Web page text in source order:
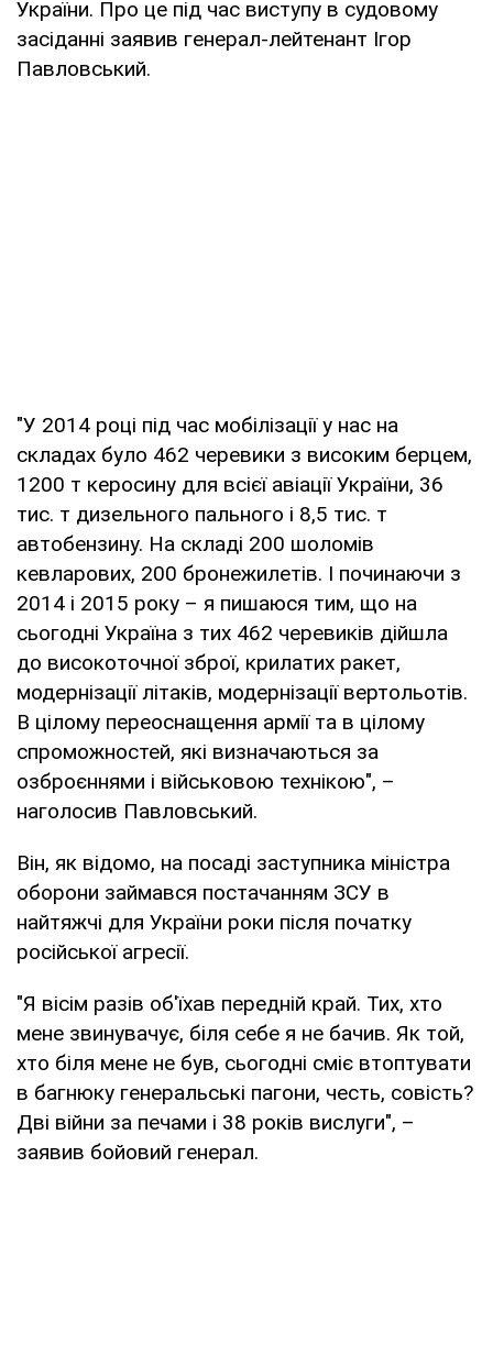
України. Про це під час виступу в судовому
засіданні заявив генерал-лейтенант Ігор
Павловський.
"У 2014 році під час мобілізації у нас на
складах було 462 черевики з високим берцем,
1200 т керосину для всієї авіації України, 36
тис. т дизельного пального і 8,5 тис. т
автобензину. На складі 200 шоломів
кевларових, 200 бронежилетів. І починаючи з
2014 і 2015 року – я пишаюся тим, що на
сьогодні Україна з тих 462 черевиків дійшла
до високоточної зброї, крилатих ракет,
модернізації літаків, модернізації вертольотів.
В цілому переоснащення армії та в цілому
спроможностей, які визначаються за
озброєннями і військовою технікою", –
наголосив Павловський.
Він, як відомо, на посаді заступника міністра
оборони займався постачанням ЗСУ в
найтяжчі для України роки після початку
російської агресії.
"Я вісім разів об'їхав передній край. Тих, хто
мене звинувачує, біля себе я не бачив. Як той,
хто біля мене не був, сьогодні сміє втоптувати
в багнюку генеральські пагони, честь, совість?
Дві війни за печами і 38 років вислуги", –
заявив бойовий генерал.